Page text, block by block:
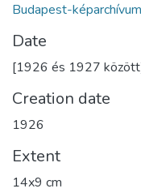
Budapest-képarchívum
Date
[1926 és 1927
Creation date
1926
Extent
14x9 cm